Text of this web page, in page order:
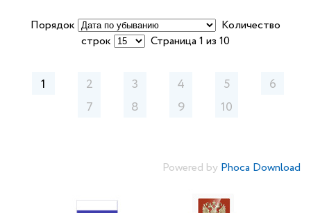
Порядок
Количество
строк
Страница 1 из 10
1 2 3 4 5
6
7
8 9 10
Powered by Phoca Download